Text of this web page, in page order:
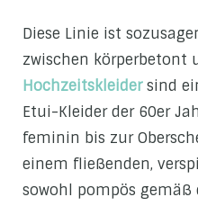
Diese Linie ist
zwischen körperbetont
Hochzeitskleidersind
Etui-Kleider der 60er
feminin bis zur
einem fließenden,
sowohl pompös gemäß